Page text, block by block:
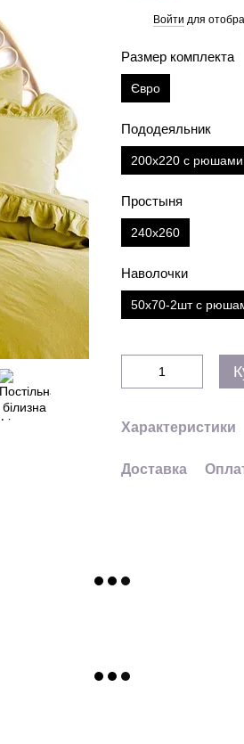
Войти для
Размер комплекта
Євро
Пододеяльник
200х220 с рюшами
Простыня
240х260
Наволочки
50х70-2шт с
Характеристики
Доставка